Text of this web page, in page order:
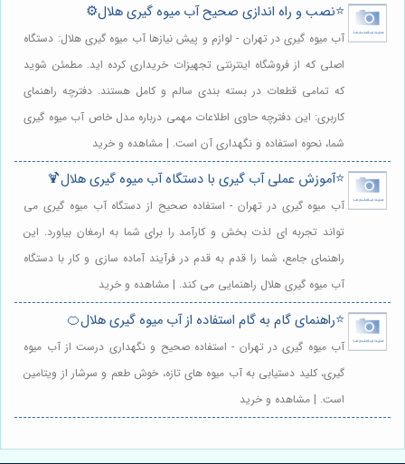
⭐️نصب و راه اندازی صحیح آب میوه گیری هلال⚙️
آب میوه گیری در تهران - لوازم و پیش نیازها آب میوه گیری هلال: دستگاه
اصلی که از فروشگاه اینترنتی تجهیزات خریداری کرده اید. مطمئن شوید
که تمامی قطعات در بسته بندی سالم و کامل هستند. دفترچه راهنمای
کاربری: این دفترچه حاوی اطلاعات مهمی درباره مدل خاص آب میوه گیری
شما، نحوه استفاده و نگهداری آن است. | مشاهده و خرید
⭐️آموزش عملی آب گیری با دستگاه آب میوه گیری هلال🍹
آب میوه گیری در تهران - استفاده صحیح از دستگاه آب میوه گیری می
تواند تجربه ای لذت بخش و کارآمد را برای شما به ارمغان بیاورد. این
راهنمای جامع، شما را قدم به قدم در فرآیند آماده سازی و کار با دستگاه
آب میوه گیری هلال راهنمایی می کند. | مشاهده و خرید
⭐️راهنمای گام به گام استفاده از آب میوه گیری هلال🍊
آب میوه گیری در تهران - استفاده صحیح و نگهداری درست از آب میوه
گیری، کلید دستیابی به آب میوه های تازه، خوش طعم و سرشار از ویتامین
است. | مشاهده و خرید